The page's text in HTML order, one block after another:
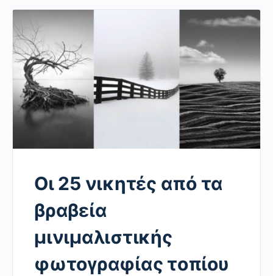
Οι 25 νικητές από τα
βραβεία
μινιμαλιστικής
φωτογραφίας τοπίου